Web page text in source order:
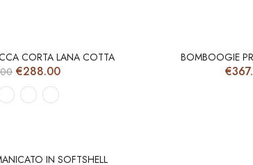
CORTA LANA COTTA
Il
originale
era:
€288.00Il
BOMBOOGIE
€
IN SOFTSHELL